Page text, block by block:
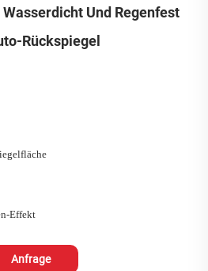
Und Regenfest
Rückspiegel
Effekt
Anfrage